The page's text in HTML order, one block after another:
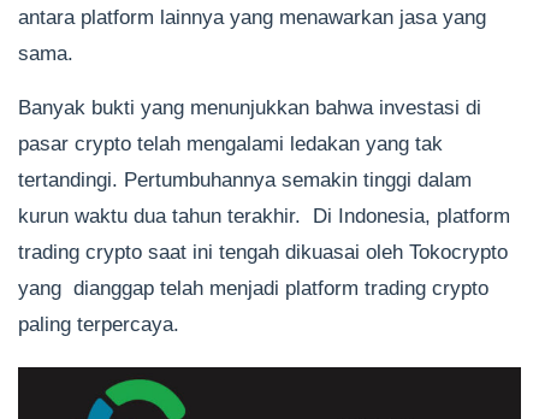
antara platform lainnya yang menawarkan jasa yang
sama.
Banyak bukti yang menunjukkan bahwa investasi di
pasar crypto telah mengalami ledakan yang tak
tertandingi. Pertumbuhannya semakin tinggi dalam
kurun waktu dua tahun terakhir. Di Indonesia, platform
trading crypto saat ini tengah dikuasai oleh Tokocrypto
yang dianggap telah menjadi platform trading crypto
paling terpercaya.